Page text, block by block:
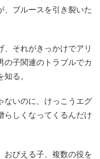
、ブルースを引き裂いた
、それがきっかけでアリ
の子関連のトラブルでカ
る。
ないのに、けっこうエグ
らしくなってくるんだけ
おびえる子、複数の役を